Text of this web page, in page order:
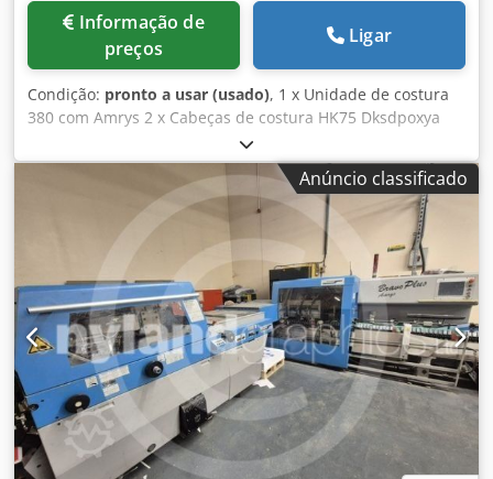
preços
Ligar
Condição: pronto a usar (usado), 1 x Unidade de costura
380 com Amrys 2 x Cabeças de costura HK75 Dksdpoxya
Eqsfx Aggor 1 x Controle de espessura com rejeição 1 x
Monitor de sela para folhas oblíquas 1 x Jogador remoto
com avanço manual 5 x Alimentadores de seções 370 com
Amrys 1 x Alimentador de capas 554 com Amrys 1 x
Guilhotina trilateral 449 com Amrys 1 x Entregador
empilhador Muller Martini Perfetto 450
Anúncio classificado